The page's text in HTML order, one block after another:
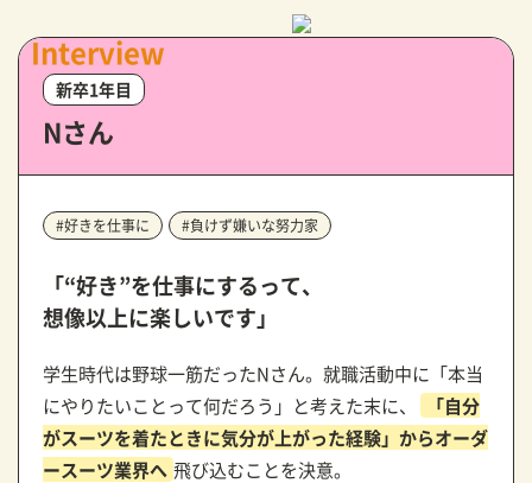
Interview
新卒1年目
Nさん
#好きを仕事に #負けず嫌いな努力家
「“好き”を仕事にするって、
想像以上に楽しいです」
学生時代は野球一筋だったNさん。就職活動中に「本当
にやりたいことって何だろう」と考えた末に、
「自分
がスーツを着たときに気分が上がった経験」からオーダ
ースーツ業界へ 飛び込むことを決意。